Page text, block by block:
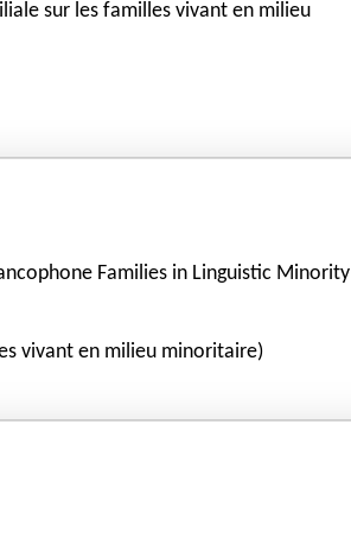
sur les familles vivant en milieu
Families in Linguistic Minority
vivant en milieu minoritaire)